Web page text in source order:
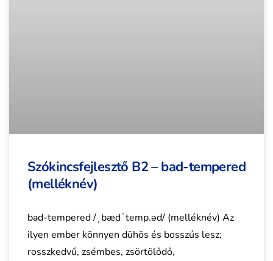
Szókincsfejlesztő B2 – bad-tempered
(melléknév)
bad-tempered /ˌbædˈtemp.əd/ (melléknév) Az
ilyen ember könnyen dühös és bosszús lesz;
rosszkedvű, zsémbes, zsörtölődő,